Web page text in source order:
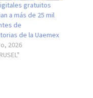
gratuitos
a más de 25 mil
de
de la Uaemex
2026